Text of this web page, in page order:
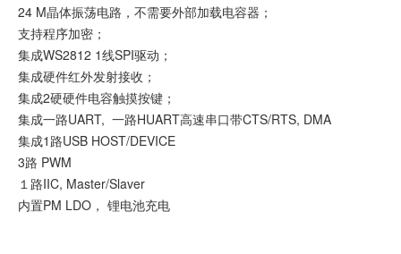
24 M晶体振荡电路，不需要外部加载电容器；
支持程序加密；
集成WS2812 1线SPI驱动；
集成硬件红外发射接收；
集成2硬硬件电容触摸按键；
集成一路UART, 一路HUART高速串口带CTS/RTS, DMA
集成1路USB HOST/DEVICE
3路 PWM
１路IIC, Master/Slaver
内置PM LDO， 锂电池充电